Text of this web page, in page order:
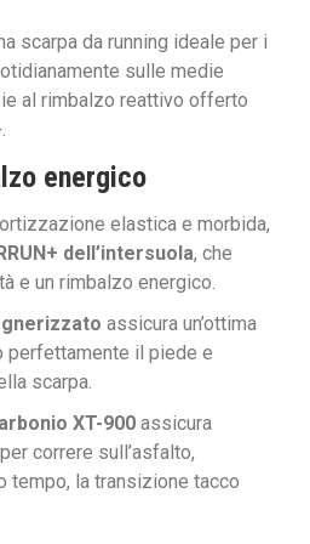
scarpa da running ideale per i
sulle medie
al rimbalzo reattivo offerto
energico
elastica e morbida,
dell’intersuola, che
e un rimbalzo energico.
assicura un’ottima
perfettamente il piede e
scarpa.
XT-900 assicura
correre sull’asfalto,
la transizione tacco